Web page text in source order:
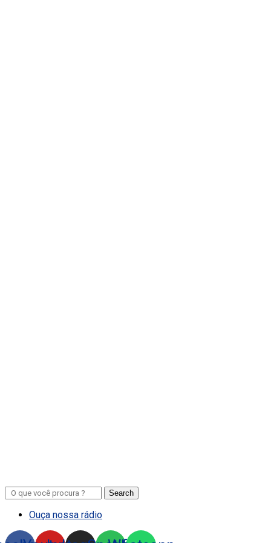
Search
Ouça nossa rádio